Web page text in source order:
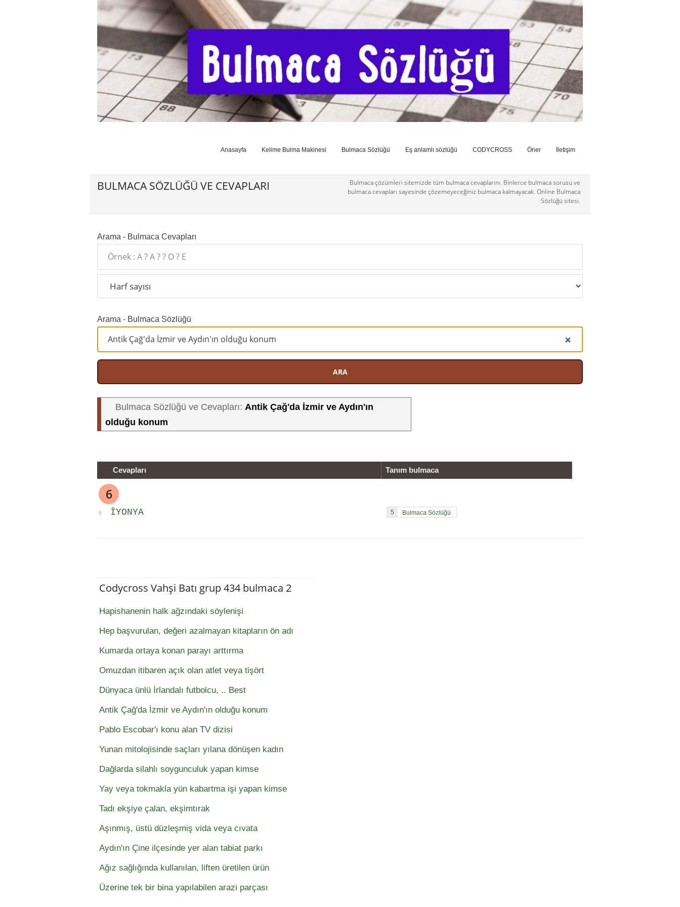
Anasayfa Kelime Bulma Makinesi Bulmaca Sözlüğü Eş anlamlı sözlüğü CODYCROSS Öner İletişim
BULMACA SÖZLÜĞÜ VE CEVAPLARI
Bulmaca çözümleri sitemizde tüm bulmaca cevaplarını. Binlerce bulmaca sorusu ve
bulmaca cevapları sayesinde çözemeyeceğiniz bulmaca kalmayacak. Online Bulmaca
Sözlüğü sitesi.
Arama - Bulmaca Cevapları
Arama - Bulmaca Sözlüğü
ARA
Bulmaca Sözlüğü ve Cevapları: Antik Çağ'da İzmir ve Aydın'ın
olduğu konum
Cevapları Tanım bulmaca
6
6 IYONYA 5
Codycross Vahşi Batı grup 434 bulmaca 2
Hapishanenin halk ağzındaki söylenişi
Hep başvurulan, değeri azalmayan kitapların ön adı
Kumarda ortaya konan parayı arttırma
Omuzdan itibaren açık olan atlet veya tişört
Dünyaca ünlü İrlandalı futbolcu, .. Best
Antik Çağ'da İzmir ve Aydın'ın olduğu konum
Pablo Escobar'ı konu alan TV dizisi
Yunan mitolojisinde saçları yılana dönüşen kadın
Dağlarda silahlı soygunculuk yapan kimse
Yay veya tokmakla yün kabartma işi yapan kimse
Tadı ekşiye çalan, ekşimtırak
Aşınmış, üstü düzleşmiş vida veya cıvata
Aydın'ın Çine ilçesinde yer alan tabiat parkı
Ağız sağlığında kullanılan, liften üretilen ürün
Üzerine tek bir bina yapılabilen arazi parçası